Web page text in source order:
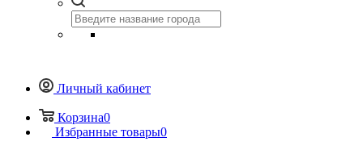
Личный кабинет
Корзина0
Избранные товары0